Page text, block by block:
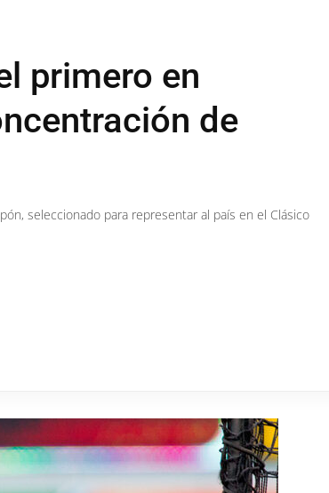
primero en
de
seleccionado para representar al país en el Clásico